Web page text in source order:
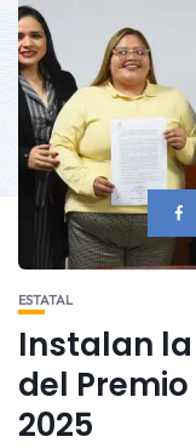
ESTATAL
Instalan la
del
2025